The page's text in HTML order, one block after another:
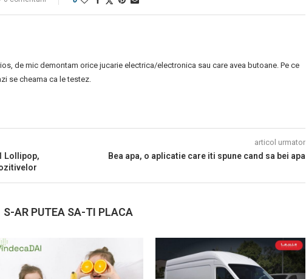
de mic demontam orice jucarie electrica/electronica sau care avea butoane. Pe ce
se cheama ca le testez.
Lollipop,
articol urmator
Bea apa, o aplicatie care iti spune cand sa bei apa
S-AR PUTEA SA-TI PLACA